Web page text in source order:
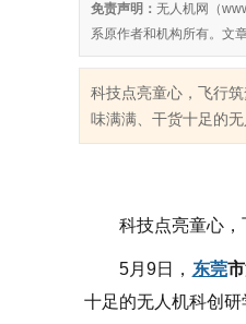
免责声明： 无人机网（
系原作者和机构所有。文
科技点亮童心，飞行
味满满、干货十足的
科技点亮童心，
5月9日， 东莞
十足的无人机科创